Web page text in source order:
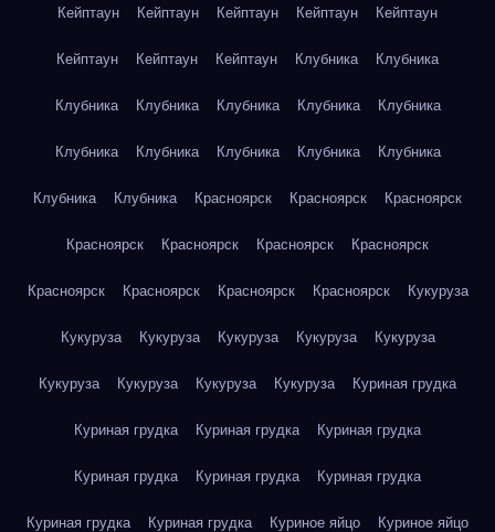
Кейптаун Кейптаун Кейптаун Кейптаун Кейптаун
Кейптаун Кейптаун Кейптаун Клубника Клубника
Клубника Клубника Клубника Клубника Клубника
Клубника Клубника Клубника Клубника Клубника
Клубника Клубника Красноярск Красноярск Красноярск
Красноярск Красноярск Красноярск Красноярск
Красноярск Красноярск Красноярск Красноярск Кукуруза
Кукуруза Кукуруза Кукуруза Кукуруза Кукуруза
Кукуруза Кукуруза Кукуруза Кукуруза Куриная грудка
Куриная грудка Куриная грудка Куриная грудка
Куриная грудка Куриная грудка Куриная грудка
Куриная грудка Куриная грудка Куриное яйцо Куриное яйцо